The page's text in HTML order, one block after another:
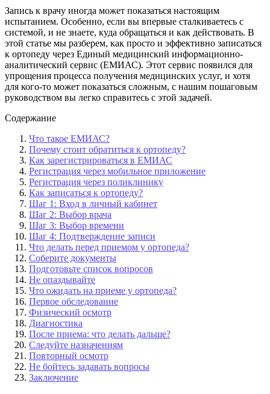
Запись к врачу иногда может показаться настоящим
испытанием. Особенно, если вы впервые сталкиваетесь с
системой, и не знаете, куда обращаться и как действовать. В
этой статье мы разберем, как просто и эффективно записаться
к ортопеду через Единый медицинский информационно-
аналитический сервис (ЕМИАС). Этот сервис появился для
упрощения процесса получения медицинских услуг, и хотя
для кого-то может показаться сложным, с нашим пошаговым
руководством вы легко справитесь с этой задачей.
Содержание
Что такое ЕМИАС?
Почему стоит обратиться к ортопеду?
Как зарегистрироваться в ЕМИАС
Регистрация через мобильное приложение
Регистрация через поликлинику
Как записаться к ортопеду?
Шаг 1: Вход в личный кабинет
Шаг 2: Выбор врача
Шаг 3: Выбор времени
Шаг 4: Подтверждение записи
Что делать перед приемом у ортопеда?
Соберите документы
Подготовьте список вопросов
Не опаздывайте
Что ожидать на приеме у ортопеда?
Первое обследование
Физический осмотр
Диагностика
После приема: что делать дальше?
Следуйте назначениям
Повторный осмотр
Не бойтесь задавать вопросы
Заключение